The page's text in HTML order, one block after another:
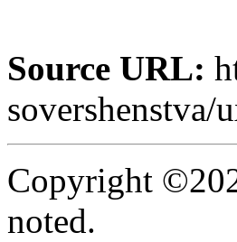
Source URL:
Copyright
noted.